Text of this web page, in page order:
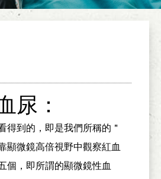
尿：
得到的，即是我們所稱的＂
顯微鏡高倍視野中觀察紅血
個，即所謂的顯微鏡性血